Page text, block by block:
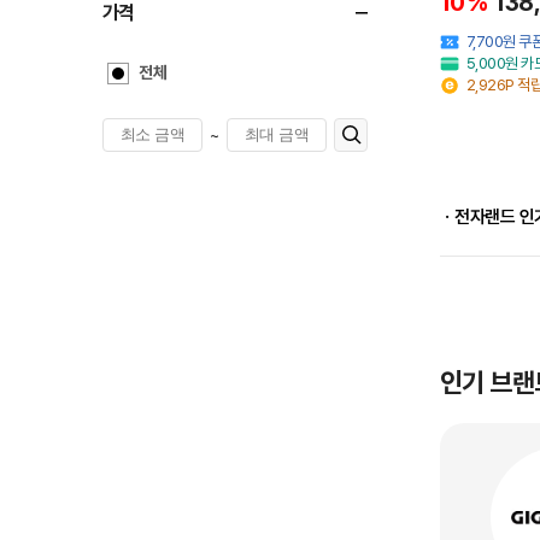
가격
전체
~
7,700원 쿠
5,000원 카
2,926P 적
ㆍ전자랜드 인
인기 브